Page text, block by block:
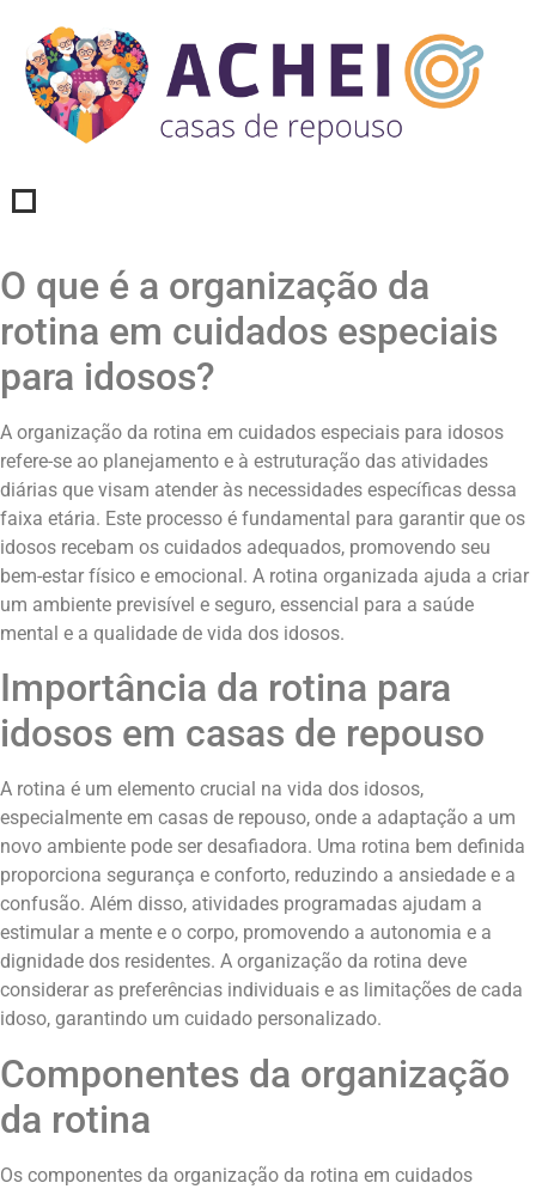
O que é a organização da
rotina em cuidados especiais
para idosos?
A organização da rotina em cuidados especiais para idosos
refere-se ao planejamento e à estruturação das atividades
diárias que visam atender às necessidades específicas dessa
faixa etária. Este processo é fundamental para garantir que os
idosos recebam os cuidados adequados, promovendo seu
bem-estar físico e emocional. A rotina organizada ajuda a criar
um ambiente previsível e seguro, essencial para a saúde
mental e a qualidade de vida dos idosos.
Importância da rotina para
idosos em casas de repouso
A rotina é um elemento crucial na vida dos idosos,
especialmente em casas de repouso, onde a adaptação a um
novo ambiente pode ser desafiadora. Uma rotina bem definida
proporciona segurança e conforto, reduzindo a ansiedade e a
confusão. Além disso, atividades programadas ajudam a
estimular a mente e o corpo, promovendo a autonomia e a
dignidade dos residentes. A organização da rotina deve
considerar as preferências individuais e as limitações de cada
idoso, garantindo um cuidado personalizado.
Componentes da organização
da rotina
Os componentes da organização da rotina em cuidados